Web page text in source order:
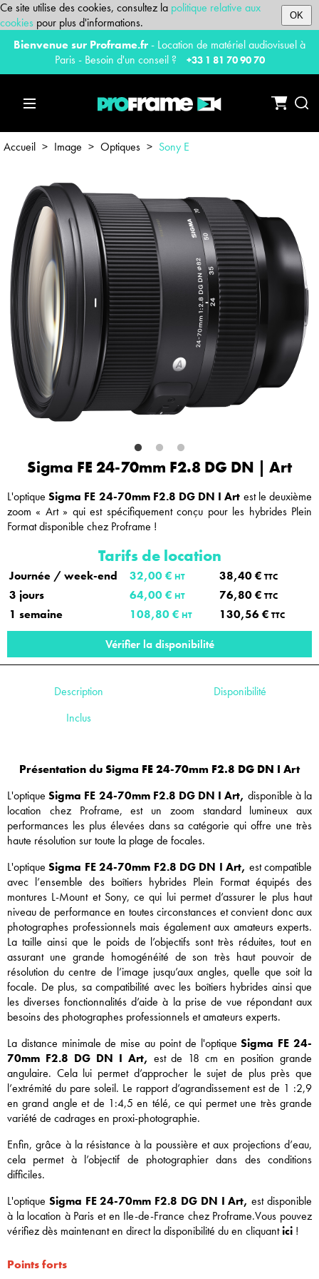
Ce site utilise des cookies, consultez la politique relative aux
cookies pour plus d'informations. OK
Bienvenue sur Proframe.fr- Location de matériel audiovisuel à
Paris - Besoin d'un conseil ?
+33 1 81 70 90 70
Accueil > Image > Optiques > Sony E
Sigma FE 24-70mm F2.8 DG DN | Art
L'optique Sigma FE 24-70mm F2.8 DG DN I Art est le deuxième
zoom « Art » qui est spécifiquement conçu pour les hybrides Plein
Format disponible chez Proframe !
Tarifs de location
Journée / week-end 32,00 € HT 38,40 € TTC
3 jours 64,00 € HT 76,80 € TTC
1 semaine 108,80 € HT 130,56 € TTC
Vérifier la disponibilité
Description
Disponibilité
Inclus
Présentation du Sigma FE 24-70mm F2.8 DG DN I Art
L'optique Sigma FE 24-70mm F2.8 DG DN I Art, disponible à la
location chez Proframe, est un zoom standard lumineux aux
performances les plus élevées dans sa catégorie qui offre une très
haute résolution sur toute la plage de focales.
L'optique Sigma FE 24-70mm F2.8 DG DN I Art, est compatible
avec l’ensemble des boîtiers hybrides Plein Format équipés des
montures L-Mount et Sony, ce qui lui permet d’assurer le plus haut
niveau de performance en toutes circonstances et convient donc aux
photographes professionnels mais également aux amateurs experts.
La taille ainsi que le poids de l’objectifs sont très réduites, tout en
assurant une grande homogénéité de son très haut pouvoir de
résolution du centre de l’image jusqu’aux angles, quelle que soit la
focale. De plus, sa compatibilité avec les boîtiers hybrides ainsi que
les diverses fonctionnalités d’aide à la prise de vue répondant aux
besoins des photographes professionnels et amateurs experts.
La distance minimale de mise au point de l'optique Sigma FE 24-
70mm F2.8 DG DN I Art, est de 18 cm en position grande
angulaire. Cela lui permet d’approcher le sujet de plus près que
l’extrémité du pare soleil. Le rapport d’agrandissement est de 1 :2,9
en grand angle et de 1:4,5 en télé, ce qui permet une très grande
variété de cadrages en proxi-photographie.
Enfin, grâce à la résistance à la poussière et aux projections d’eau,
cela permet à l’objectif de photographier dans des conditions
difficiles.
L'optique Sigma FE 24-70mm F2.8 DG DN I Art,est disponible
à la location à Paris et en Ile-de-France chez Proframe.Vous pouvez
vérifiez dès maintenant en direct la disponibilité duen cliquantici !
Points forts